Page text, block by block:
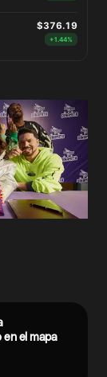
$376.19
+1.44%
en el mapa